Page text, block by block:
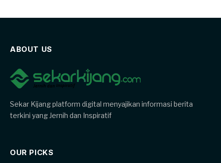
ABOUT US
Sekar Kijang platform digital menyajikan informasi berita
terkini yang Jernih dan Inspiratif
OUR PICKS